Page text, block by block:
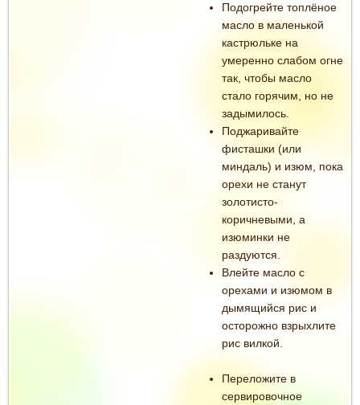
Подогрейте топлёное
масло в маленькой
кастрюльке на
умеренно слабом огне
так, чтобы масло
стало горячим, но не
задымилось.
Поджаривайте
фисташки (или
миндаль) и изюм, пока
орехи не станут
золотисто-
коричневыми, а
изюминки не
раздуются.
Влейте масло с
орехами и изюмом в
дымящийся рис и
осторожно взрыхлите
рис вилкой.
Переложите в
сервировочное